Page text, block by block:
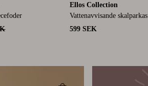
Ellos Collection
Vattenavvisande skalparkas
599 SEK